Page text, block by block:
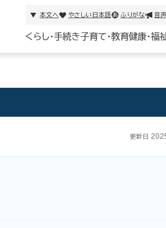
本文へ やさしい日本語 ふりがな 音
くらし・手続き子育て・教育健康・福
更新日